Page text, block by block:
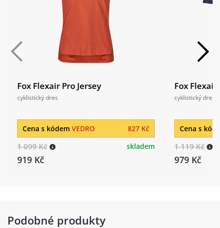
Fox Flexair Pro Jersey
cyklistický dres
827 Kč
Cena s kódem VEDRO
1 099 Kč
919 Kč
skladem
Fox
cyklistický dres
Cena s
1 119 Kč
979 Kč
Podobné produkty